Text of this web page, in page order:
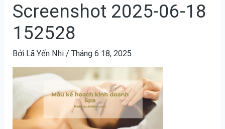
Screenshot 2025-06-18
152528
Bởi Lã Yến Nhi /Tháng 6 18, 2025